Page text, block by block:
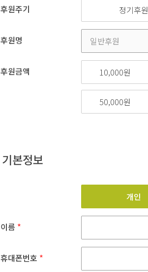
후원주기 정기후원
후원명
후원금액 10,000원
50,000원
기본정보
개인
이름 *
휴대폰번호 *